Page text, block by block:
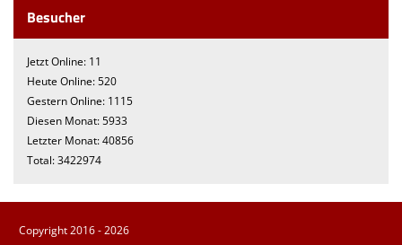
Besucher
Jetzt Online: 11
Heute Online: 520
Gestern Online: 1115
Diesen Monat: 5933
Letzter Monat: 40856
Total: 3422974
Copyright 2016 - 2026